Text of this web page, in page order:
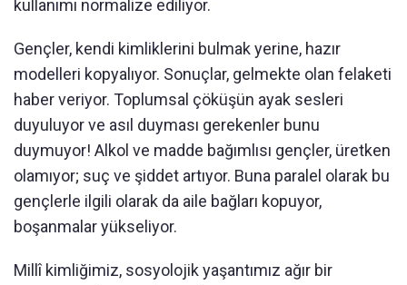
kullanımı normalize ediliyor.
Gençler, kendi kimliklerini bulmak yerine, hazır
modelleri kopyalıyor. Sonuçlar, gelmekte olan felaketi
haber veriyor. Toplumsal çöküşün ayak sesleri
duyuluyor ve asıl duyması gerekenler bunu
duymuyor! Alkol ve madde bağımlısı gençler, üretken
olamıyor; suç ve şiddet artıyor. Buna paralel olarak bu
gençlerle ilgili olarak da aile bağları kopuyor,
boşanmalar yükseliyor.
Millî kimliğimiz, sosyolojik yaşantımız ağır bir